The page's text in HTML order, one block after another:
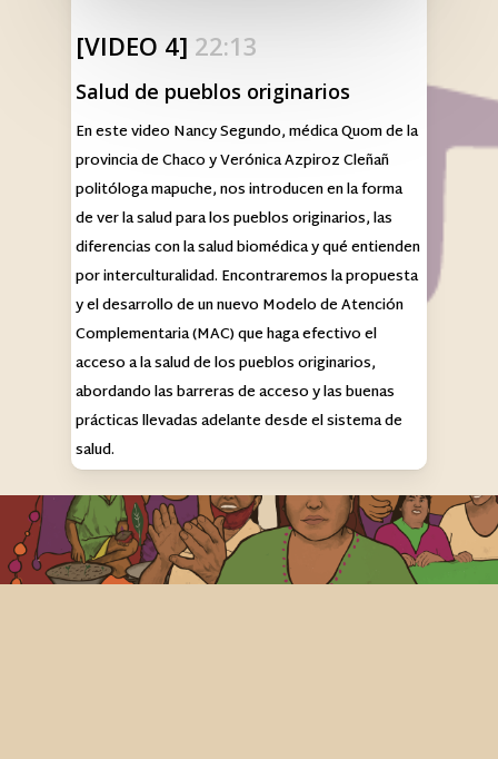
[VIDEO 4] 22:13
Salud de pueblos originarios
En este video Nancy Segundo, médica Quom de la
provincia de Chaco y Verónica Azpiroz Cleñañ
politóloga mapuche, nos introducen en la forma
de ver la salud para los pueblos originarios, las
diferencias con la salud biomédica y qué entienden
por interculturalidad. Encontraremos la propuesta
y el desarrollo de un nuevo Modelo de Atención
Complementaria (MAC) que haga efectivo el
acceso a la salud de los pueblos originarios,
abordando las barreras de acceso y las buenas
prácticas llevadas adelante desde el sistema de
salud.